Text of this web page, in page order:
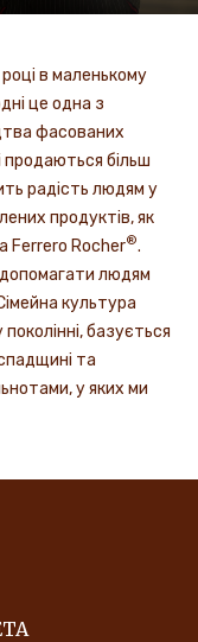
в маленькому
це одна з
фасованих
більш
радість людям у
продуктів, як
Ferrero Rocher®.
допомагати людям
культура
базується
та
у яких ми